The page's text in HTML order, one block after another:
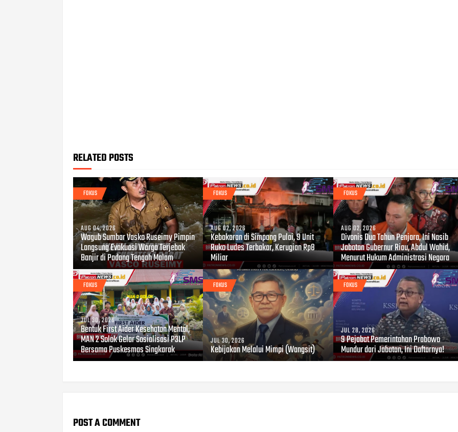
RELATED POSTS
FOKUS
AUG 04, 2026
Wagub Sumbar Vasko Ruseimy Pimpin
Langsung Evakuasi Warga Terjebak
Banjir di Padang Tengah Malam
FOKUS
AUG 02, 2026
Kebakaran di Simpang Pulai, 9 Unit
Ruko Ludes Terbakar, Kerugian Rp8
Miliar
FOKUS
AUG 02, 2026
Divonis Dua Tahun Penjara, Ini Nasib
Jabatan Gubernur Riau, Abdul Wahid,
Menurut Hukum Administrasi Negara
FOKUS
JUL 30, 2026
Bentuk First Aider Kesehatan Mental,
MAN 2 Solok Gelar Sosialisasi P3LP
Bersama Puskesmas Singkarak
FOKUS
JUL 30, 2026
Kebijakan Melalui Mimpi (Wangsit)
FOKUS
JUL 28, 2026
9 Pejabat Pemerintahan Prabowo
Mundur dari Jabatan, Ini Daftarnya!
POST A COMMENT